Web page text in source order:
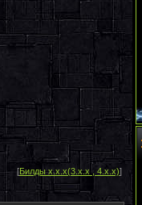
[Билды х.х.х(3.х.х , 4.х.х)]